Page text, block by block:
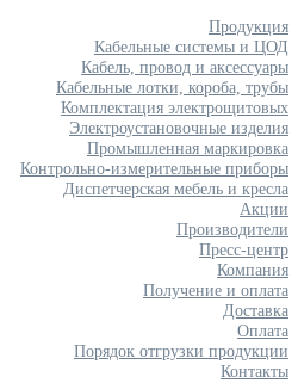
Продукция
Кабельные системы и ЦОД
Кабель, провод и аксессуары
Кабельные лотки, короба, трубы
Комплектация электрощитовых
Электроустановочные изделия
Промышленная маркировка
Контрольно-измерительные приборы
Диспетчерская мебель и кресла
Акции
Производители
Пресс-центр
Компания
Получение и оплата
Доставка
Оплата
Порядок отгрузки продукции
Контакты